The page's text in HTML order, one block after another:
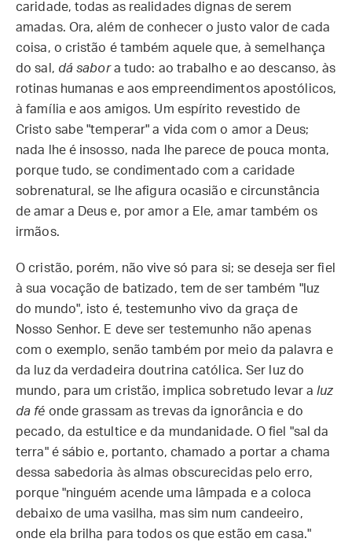
caridade, todas as realidades dignas de serem
amadas. Ora, além de conhecer o justo valor de cada
coisa, o cristão é também aquele que, à semelhança
do sal, dá sabora tudo: ao trabalho e ao descanso, às
rotinas humanas e aos empreendimentos apostólicos,
à família e aos amigos. Um espírito revestido de
Cristo sabe "temperar" a vida com o amor a Deus;
nada lhe é insosso, nada lhe parece de pouca monta,
porque tudo, se condimentado com a caridade
sobrenatural, se lhe afigura ocasião e circunstância
de amar a Deus e, por amor a Ele, amar também os
irmãos.
O cristão, porém, não vive só para si; se deseja ser fiel
à sua vocação de batizado, tem de ser também "luz
do mundo", isto é, testemunho vivo da graça de
Nosso Senhor. E deve ser testemunho não apenas
com o exemplo, senão também por meio da palavra e
da luz da verdadeira doutrina católica. Ser luz do
mundo, para um cristão, implica sobretudo levar aluz
da fé onde grassam as trevas da ignorância e do
pecado, da estultice e da mundanidade. O fiel "sal da
terra" é sábio e, portanto, chamado a portar a chama
dessa sabedoria às almas obscurecidas pelo erro,
porque "ninguém acende uma lâmpada e a coloca
debaixo de uma vasilha, mas sim num candeeiro,
onde ela brilha para todos os que estão em casa."